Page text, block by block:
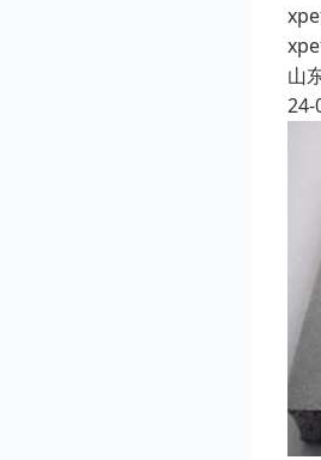
山
24-